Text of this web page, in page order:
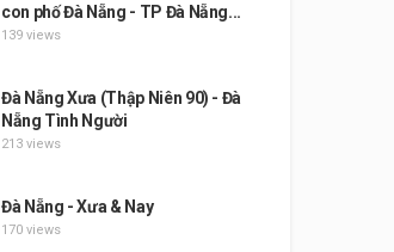
con phố Đà Nẵng - TP Đà Nẵng...
139 views
Đà Nẵng Xưa (Thập Niên 90) - Đà
Nẵng Tình Người
213 views
Đà Nẵng - Xưa & Nay
170 views